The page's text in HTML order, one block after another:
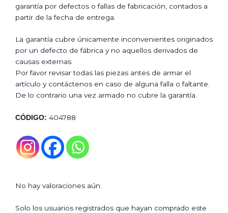
garantía por defectos o fallas de fabricación, contados a
partir de la fecha de entrega.
La garantía cubre únicamente inconvenientes originados
por un defecto de fábrica y no aquellos derivados de
causas externas.
Por favor revisar todas las piezas antes de armar el
artículo y contáctenos en caso de alguna falla o faltante.
De lo contrario una vez armado no cubre la garantía.
CÓDIGO: 404788
No hay valoraciones aún.
Solo los usuarios registrados que hayan comprado este